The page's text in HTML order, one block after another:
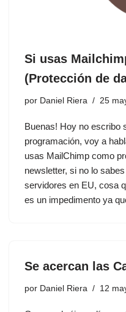
Si usas
(Protección de
por Daniel Riera 25
Buenas! Hoy no escribo
programación, voy a
usas MailChimp como
newsletter, si no lo
servidores en EU, cosa
es un impedimento ya
Se acercan las
por Daniel Riera 12